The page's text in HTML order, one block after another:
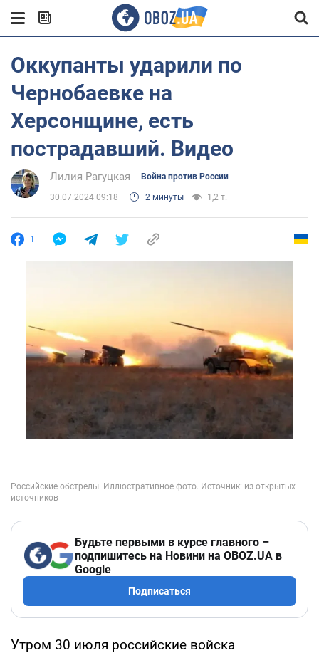
Оккупанты ударили по
Чернобаевке на
Херсонщине, есть
пострадавший. Видео
Лилия Рагуцкая Война против России
30.07.2024 09:18 2 минуты 1,2 т.
1
Будьте первыми в курсе главного –
подпишитесь на Новини на OBOZ.UA в
Google
Подписаться
Утром 30 июля российские войска